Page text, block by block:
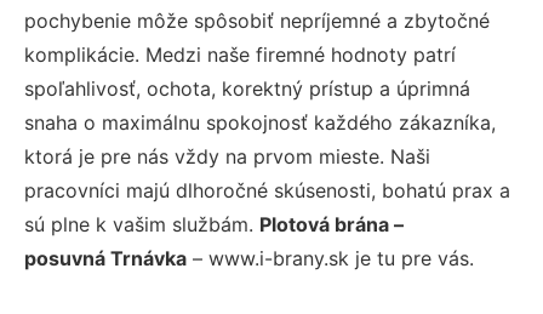
pochybenie môže spôsobiť nepríjemné a zbytočné
komplikácie. Medzi naše firemné hodnoty patrí
spoľahlivosť, ochota, korektný prístup a úprimná
snaha o maximálnu spokojnosť každého zákazníka,
ktorá je pre nás vždy na prvom mieste. Naši
pracovníci majú dlhoročné skúsenosti, bohatú prax a
sú plne k vašim službám. Plotová brána –
posuvná Trnávka – www.i-brany.sk je tu pre vás.